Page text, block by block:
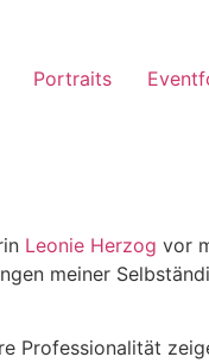
Portraits
Leonie Herzog vor
meiner
Professionalität